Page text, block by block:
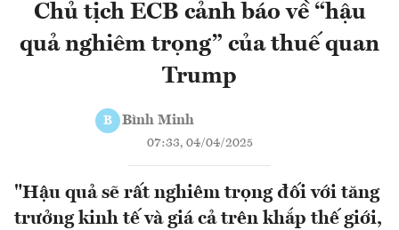
Chủ tịch ECB cảnh báo về “hậu
quả nghiêm trọng” của thuế quan
Trump
B Bình Minh
07:33, 04/04/2025
"Hậu quả sẽ rất nghiêm trọng đối với tăng
trưởng kinh tế và giá cả trên khắp thế giới,